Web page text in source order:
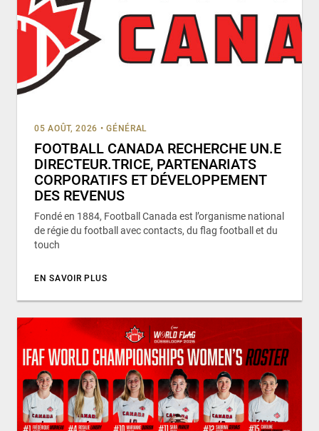
05 AOÛT, 2026 • GÉNÉRAL
FOOTBALL CANADA RECHERCHE UN.E
DIRECTEUR.TRICE, PARTENARIATS
CORPORATIFS ET DÉVELOPPEMENT
DES REVENUS
Fondé en 1884, Football Canada est l’organisme national
de régie du football avec contacts, du flag football et du
touch
EN SAVOIR PLUS